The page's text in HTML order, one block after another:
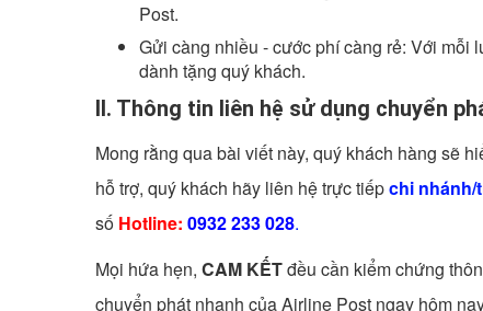
Post.
Gửi càng nhiều - cước phí càng rẻ: Với mỗi
dành tặng quý khách.
II. Thông tin liên hệ sử dụng chuyển
Mong rằng qua bài viết này, quý khách hàng sẽ
hỗ trợ, quý khách hãy liên hệ trực tiếpchi nhánh/
số Hotline: 0932 233 028.
Mọi hứa hẹn, CAM KẾTđều cần kiểm chứng
chuyển phát nhanh của Airline Post ngay hôm